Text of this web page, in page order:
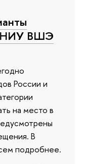
НИУ ВШЭ
России и
на место в
В
подробнее.